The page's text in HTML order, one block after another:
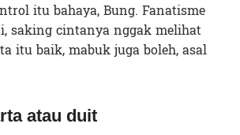
itu bahaya, Bung. Fanatisme
saking cintanya nggak melihat
itu baik, mabuk juga boleh, asal
atau duit